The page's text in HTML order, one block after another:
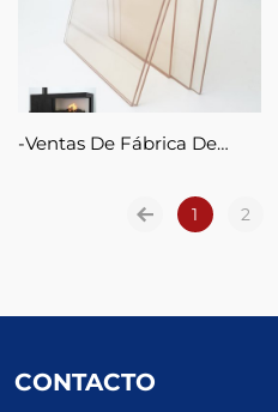
Cristal Con Pantalla De
Ventas De Fábrica De
Cerámico Ignífugos De 5
1 2
CONTACTO